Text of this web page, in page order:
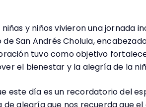
y niños vivieron una jornada
San Andrés Cholula,
tuvo como objetivo
el bienestar y la alegría de la
este día es un recordatorio del